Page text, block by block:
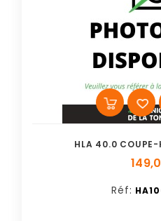
HLA 40.0 COUPE-
Réf: